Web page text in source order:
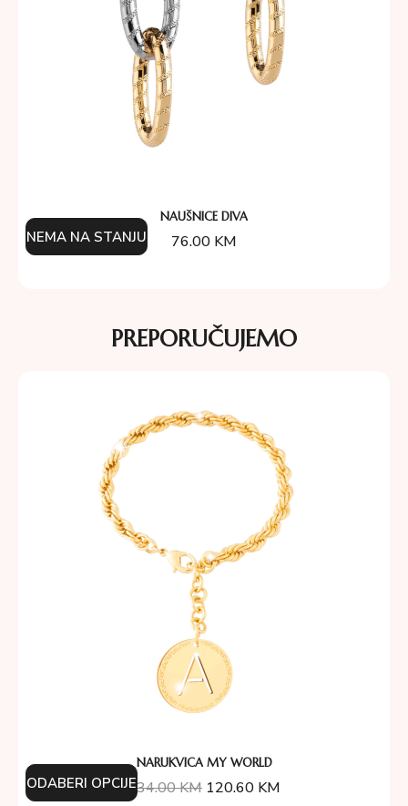
NAUŠNICE DIVA
76.00 KM
NEMA NA STANJU
PREPORUČUJEMO
NARUKVICA MY WORLD
134.00KM 120.60 KM
ODABERI OPCIJE